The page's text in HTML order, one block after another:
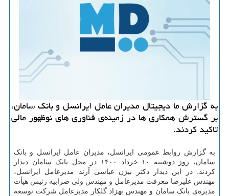
به گزارش ما دیجیتال مدیران عامل ایرانسل و بانک سامان،
بر گسترش همکاری ها در زمینه‌ی فناوری های نوظهور مالی
تاکید کردند.
به گزارش روابط عمومی ایرانسل، مدیران عامل ایرانسل و بانک
سامان، روز دوشنبه ۱۰ خرداد ۱۴۰۰ در محل بانک سامان دیدار
کردند. در این دیدار دکتر بیژن عباسی آرند مدیرعامل ایرانسل،
مهندس علیرضا معرفت مدیرعامل و مهندس ولی ضرابیه رئیس هیأت
مدیره‌ی بانک سامان و مهندس بهزاد گلکار مدیرعامل شرکت توسعه